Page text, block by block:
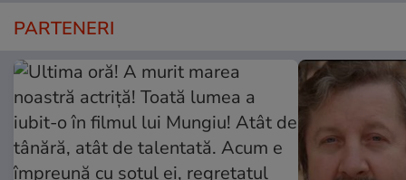
PARTENERI